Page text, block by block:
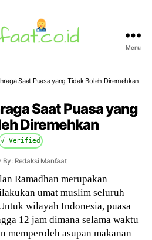
Menu
Saat Puasa yang Tidak Boleh Diremehkan
Saat Puasa yang
Diremehkan
√ Verified
By: Redaksi Manfaat
Ramadhan merupakan
umat muslim seluruh
wilayah Indonesia, puasa
12 jam dimana selama waktu
memperoleh asupan makanan